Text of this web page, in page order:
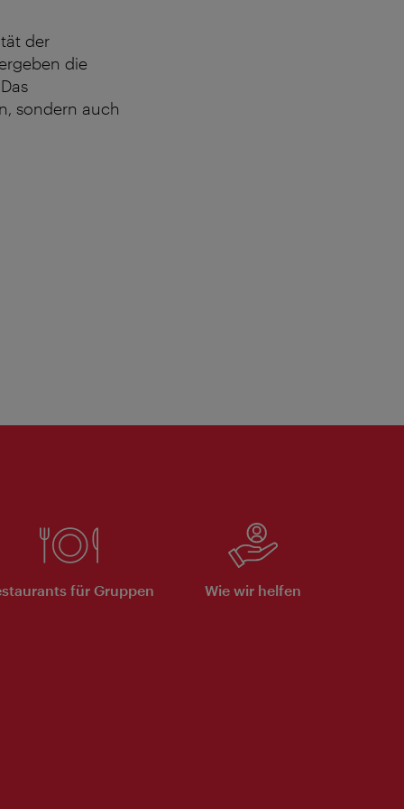
der
die
sondern auch
für Gruppen Wie wir helfen